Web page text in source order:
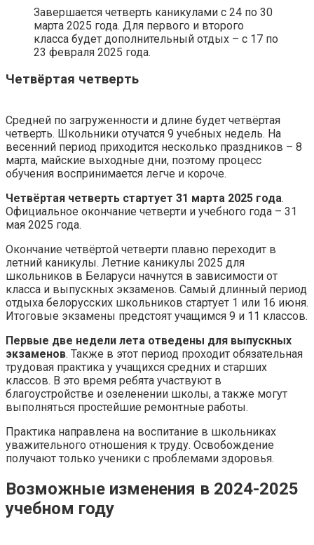
Завершается четверть каникулами с 24 по 30
марта 2025 года. Для первого и второго
класса будет дополнительный отдых – с 17 по
23 февраля 2025 года.
Четвёртая четверть
Средней по загруженности и длине будет четвёртая
четверть. Школьники отучатся 9 учебных недель. На
весенний период приходится несколько праздников – 8
марта, майские выходные дни, поэтому процесс
обучения воспринимается легче и короче.
Четвёртая четверть стартует 31 марта 2025 года.
Официальное окончание четверти и учебного года – 31
мая 2025 года.
Окончание четвёртой четверти плавно переходит в
летний каникулы. Летние каникулы 2025 для
школьников в Беларуси начнутся в зависимости от
класса и выпускных экзаменов. Самый длинный период
отдыха белорусских школьников стартует 1 или 16 июня.
Итоговые экзамены предстоят учащимся 9 и 11 классов.
Первые две недели лета отведены для выпускных
экзаменов. Также в этот период проходит обязательная
трудовая практика у учащихся средних и старших
классов. В это время ребята участвуют в
благоустройстве и озеленении школы, а также могут
выполняться простейшие ремонтные работы.
Практика направлена на воспитание в школьниках
уважительного отношения к труду. Освобождение
получают только ученики с проблемами здоровья.
Возможные изменения в 2024-2025
учебном году